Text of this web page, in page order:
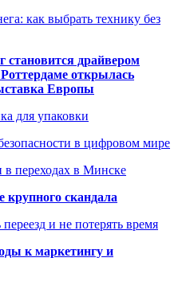
как выбрать технику без
драйвером
открылась
Европы
для упаковки
в цифровом мире
в переходах в Минске
крупного скандала
и не потерять время
к маркетингу и